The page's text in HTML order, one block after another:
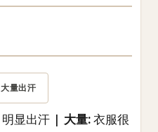
大量出汗
明显出汗 | 大量:衣服很